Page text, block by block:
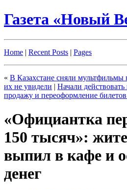
Газета «Новый
Home | Recent Posts | Pages
« В Казахстане сняли мультфильмы
их не увидели | Начали
продажу и переоформление билетов
«Официантка
150 тысяч»:
выпил в кафе и
денег